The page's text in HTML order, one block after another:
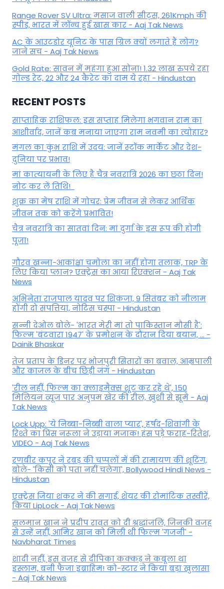
Range Rover SV Ultra: मसाज वाली सीट्स, 261Kmph की
स्पीड, भारत में लॉन्च हुई खास कार - Aaj Tak News
AC के आउटडोर यूनिट के पास ग्रिल क्यों लगाते हैं लोग?
जाने सच - Aaj Tak News
Gold Rate: सावन में महंगा हुआ सोना! 1.32 लाख रुपये रहा
गोल्ड रेट, 22 और 24 कैरेट का दाम ये रहा - Hindustan
RECENT POSTS
साप्ताहिक राशिफल: इस सप्ताह मिलेगा भगवान राम का
आशीर्वाद, जानें कब मनाया जाएगा राम नवमी का त्योहार?
मंगल का कुंभ राशि में उदय: जानें स्‍टॉक मार्केट और देश-
दुनिया पर प्रभाव!
मां कात्‍यायनी के लिए है चैत्र नवरात्रि 2026 का छठा दिन!
नोट कर लें तिथि!
शुक्र का मेष राशि में गोचर: प्रेम जीवन से लेकर आर्थिक
जीवन तक को करेंगे प्रभावित!
चैत्र नवरात्रि का सातवां दिन: मां दुर्गा के इस रूप की होगी
पूजा!
गौरव खन्ना-आकांक्षा चमोला का नहीं होगा तलाक, TRP के
लिए किया प्लान? एक्ट्रेस का आया रिएक्शन - Aaj Tak
News
अभिनेता राजपाल यादव पर शिकंजा, 9 सितंबर को नीलाम
होंगी दो संपत्तियां, नोटिस चस्पा - Hindustan
सन्नी देओल बोले- 'भारत मेरी मां तो पाकिस्तान मौसी है':
फिल्म 'बंटवारा 1947' के प्रमोशन के दौरान दिया बयान, ... -
Dainik Bhaskar
तेज प्रताप के डिनर पर भोजपुरी सितारों का बवाल, आम्रपाली
और काजल के बीच छिड़ी जंग - Hindustan
'रील नहीं, फिल्म का क्लाइमैक्स शूट कर रहे थे', 150
मिलियन व्यूज पार अनुपम खेर की रील, खुशी से झूमे - Aaj
Tak News
Lock Upp: 'ये निब्बा-निब्बी वाला प्यार', हर्षद-शिवांगी के
रिश्ते का प्रिंस नरूला ने उड़ाया मजाक! हंस पड़े फराह-रितेश,
VIDEO - Aaj Tak News
रणबीर कपूर ने रबड़ की चप्पलों में की रामायण की शूटिंग,
बोले- 'किसी को पता नहीं चलेगा', Bollywood Hindi News -
Hindustan
एक्ट्रेस जिया शंकर ने की सगाई, शेयर की रोमांटिक तस्वीरें,
किया LipLock - Aaj Tak News
सलमान खान ने प्रदीप रावत को दी श्रद्धांजलि, जिनकी वजह
से उन्हें नहीं, आमिर खान को मिली थी फिल्म 'गजनी' -
Navbharat Times
शादी नहीं, इस वजह से दीपिका कक्कड़ ने कबूला था
इस्लाम, बनी फैजा इब्राहिम! को-स्टार ने किया बड़ा खुलासा
- Aaj Tak News